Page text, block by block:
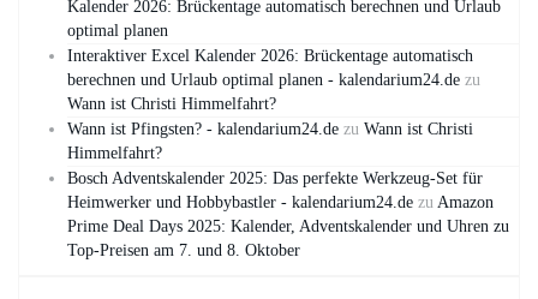
Kalender 2026: Brückentage automatisch berechnen und Urlaub
optimal planen
Interaktiver Excel Kalender 2026: Brückentage automatisch
berechnen und Urlaub optimal planen - kalendarium24.de zu
Wann ist Christi Himmelfahrt?
Wann ist Pfingsten? - kalendarium24.de zu Wann ist Christi
Himmelfahrt?
Bosch Adventskalender 2025: Das perfekte Werkzeug-Set für
Heimwerker und Hobbybastler - kalendarium24.de zu Amazon
Prime Deal Days 2025: Kalender, Adventskalender und Uhren zu
Top-Preisen am 7. und 8. Oktober